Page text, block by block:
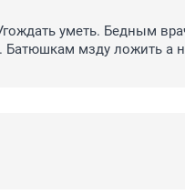
уметь. Бедным
Батюшкам мзду ложить а